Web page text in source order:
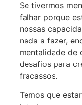
Se tivermos
falhar porque
nossas
nada a fazer,
mentalidade de
desafios para
fracassos.
Temos que